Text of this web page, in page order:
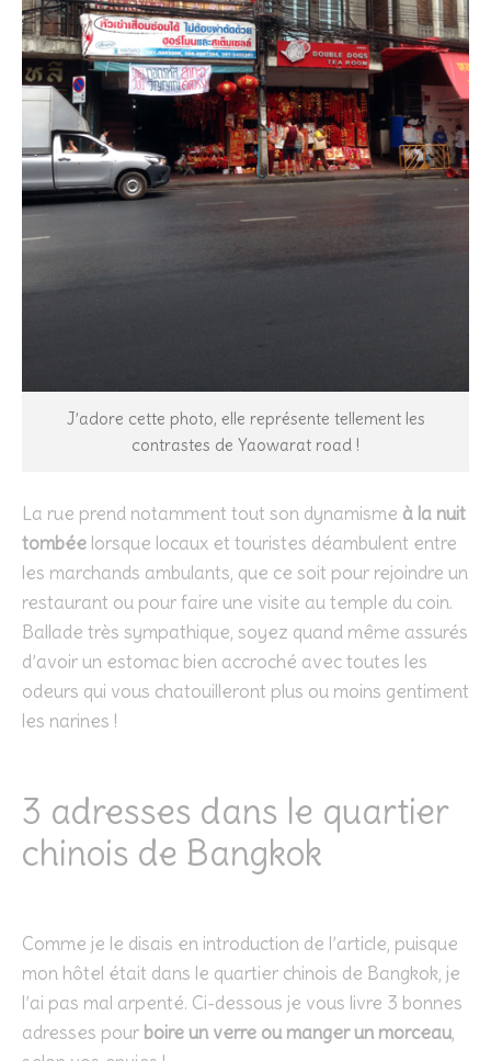
J’adore cette photo, elle représente tellement les
contrastes de Yaowarat road !
La rue prend notamment tout son dynamisme à la nuit
tombée lorsque locaux et touristes déambulent entre
les marchands ambulants, que ce soit pour rejoindre un
restaurant ou pour faire une visite au temple du coin.
Ballade très sympathique, soyez quand même assurés
d’avoir un estomac bien accroché avec toutes les
odeurs qui vous chatouilleront plus ou moins gentiment
les narines !
3 adresses dans le quartier
chinois de Bangkok
Comme je le disais en introduction de l’article, puisque
mon hôtel était dans le quartier chinois de Bangkok, je
l’ai pas mal arpenté. Ci-dessous je vous livre 3 bonnes
adresses pour boire un verre ou manger un morceau,